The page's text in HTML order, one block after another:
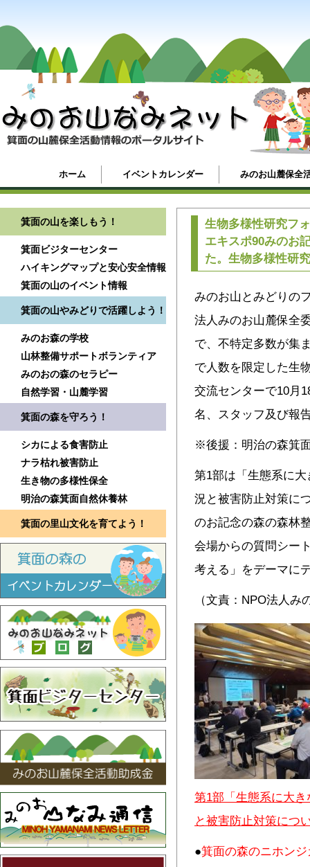
ホーム イベントカレンダー みのお山麓保全
箕面の山を楽しもう！
箕面ビジターセンター
ハイキングマップと安心安全情報
箕面の山のイベント情報
箕面の山やみどりで活躍しよう！
みのお森の学校
山林整備サポートボランティア
みのおの森のセラピー
自然学習・山麓学習
箕面の森を守ろう！
シカによる食害防止
ナラ枯れ被害防止
生き物の多様性保全
明治の森箕面自然休養林
箕面の里山文化を育てよう！
生物多様性研究フ
エキスポ90みのお
た。生物多様性研
みのお山とみどりの
法人みのお山麓保全
で、不特定多数が集
で人数を限定した生
交流センターで10月
名、スタッフ及び報
※後援：明治の森箕
第1部は「生態系に
況と被害防止対策に
のお記念の森の森林
会場からの質問シー
考える」をデーマに
（文責：NPO法人
第1部「生態系に大
と被害防止対策につ
●箕面の森のニホン